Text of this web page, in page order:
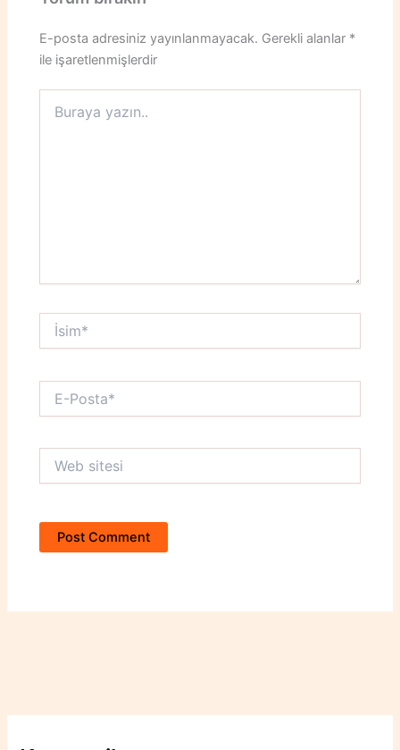
E-posta adresiniz yayınlanmayacak. Gerekli alanlar *
ile işaretlenmişlerdir
yazın..
İsim*
Posta*
sitesi